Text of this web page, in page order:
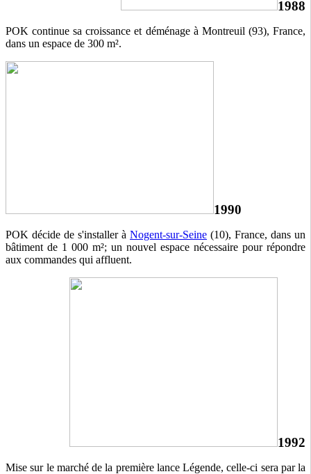
1988
POK continue sa croissance et déménage à Montreuil (93), France,
dans un espace de 300 m².
1990
POK décide de s'installer à Nogent-sur-Seine (10), France, dans un
bâtiment de 1 000 m²; un nouvel espace nécessaire pour répondre
aux commandes qui affluent.
1992
Mise sur le marché de la première lance Légende, celle-ci sera par la